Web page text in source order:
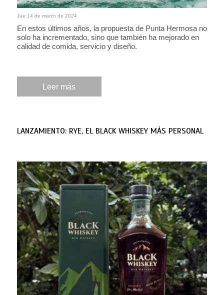
Jue 14 de marzo de 2024
En estos últimos años, la propuesta de Punta Hermosa no
solo ha incrementado, sino que también ha mejorado en
calidad de comida, servicio y diseño.
Leer más
LANZAMIENTO: RYE, EL BLACK WHISKEY MÁS PERSONAL